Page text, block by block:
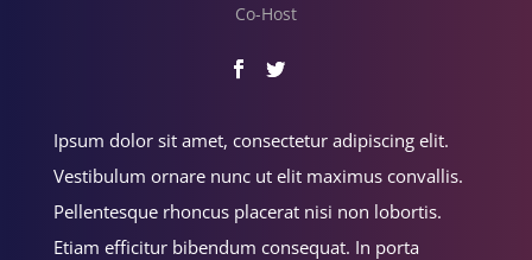
Co-Host
Ipsum dolor sit amet, consectetur adipiscing elit.
Vestibulum ornare nunc ut elit maximus convallis.
Pellentesque rhoncus placerat nisi non lobortis.
Etiam efficitur bibendum consequat. In porta